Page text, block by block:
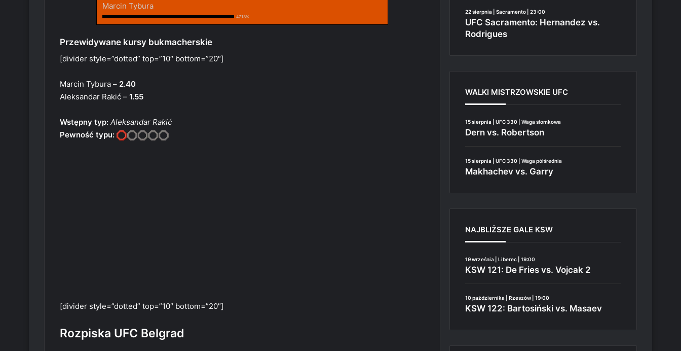
Marcin Tybura
47.13%
Przewidywane kursy bukmacherskie
[divider style=”dotted” top=”10″ bottom=”20″]
Marcin Tybura – 2.40
Aleksandar Rakić – 1.55
Wstępny typ: Aleksandar Rakić
Pewność typu:
[divider style=”dotted” top=”10″ bottom=”20″]
Rozpiska UFC Belgrad
22 sierpnia | Sacramento | 23:00
UFC Sacramento: Hernandez vs.
Rodrigues
WALKI MISTRZOWSKIE UFC
15 sierpnia | UFC 330 | Waga słomkowa
Dern vs. Robertson
15 sierpnia | UFC 330 | Waga półśrednia
Makhachev vs. Garry
NAJBLIŻSZE GALE KSW
19 września | Liberec | 19:00
KSW 121: De Fries vs. Vojcak 2
10 października | Rzeszów | 19:00
KSW 122: Bartosiński vs. Masaev